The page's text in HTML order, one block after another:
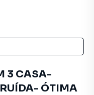
3 CASA-
ÓTIMA